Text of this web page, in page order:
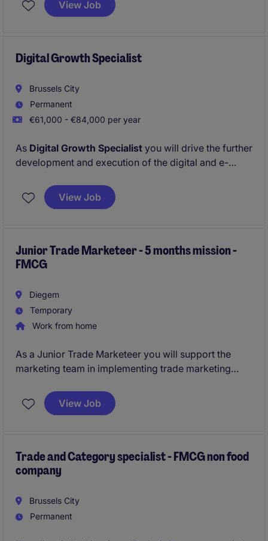
View Job
Digital Growth Specialist
Brussels City
Permanent
€61,000 - €84,000 per year
As Digital Growth Specialist you will drive the further
development and execution of the digital and e-
growth, marketplace management, digital marketing
and campaign coordination. You will play a key role
through platforms such as bol.com, Amazon, Google
Ads and Meta.
View Job
Junior Trade Marketeer - 5 months mission -
FMCG
Diegem
Temporary
Work from home
As a Junior Trade Marketeer you will support the
marketing team in implementing trade marketing
petfood industry. This role is based in Diegem and
offers an exciting opportunity to work on impactful
View Job
Trade and Category specialist - FMCG non food
company
Brussels City
Permanent